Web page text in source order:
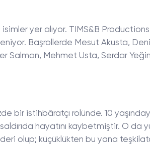
yer alıyor. TIMS&B Productions
Başrollerde Mesut Akusta,
Salman, Mehmet Usta, Serdar
bir istihbâratçı rolünde. 10
hayatını kaybetmiştir. O da
olup; küçüklükten bu yana